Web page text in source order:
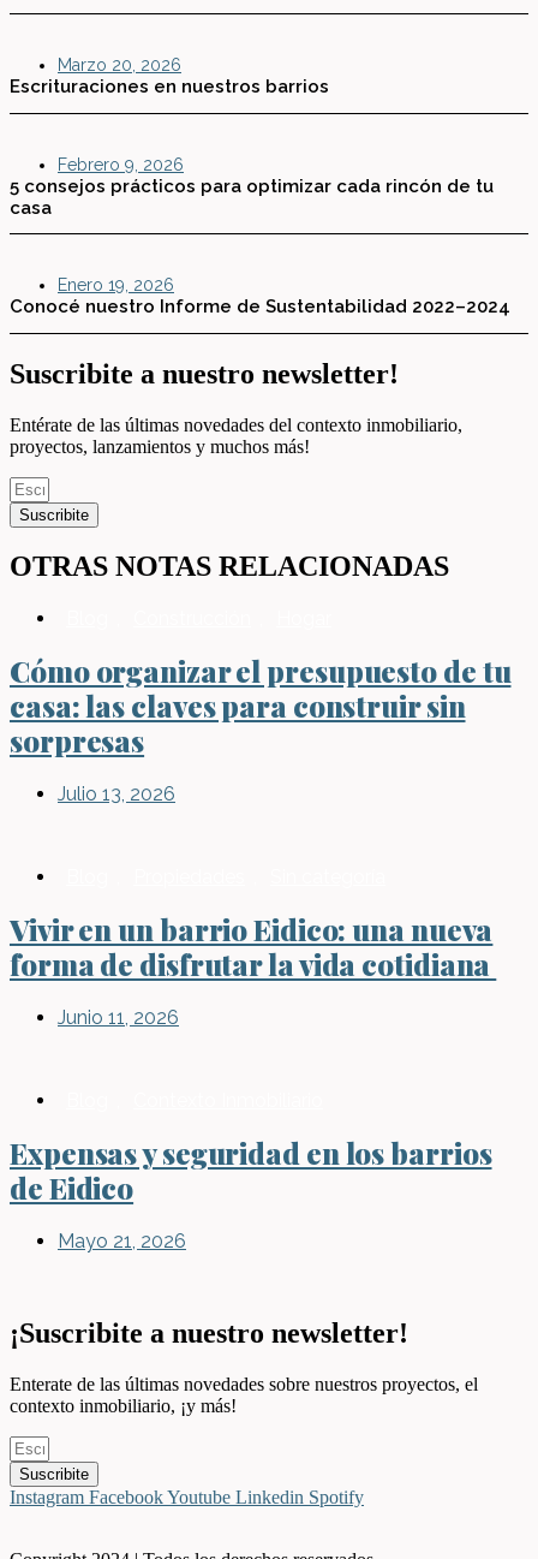
Marzo 20, 2026
Escrituraciones en nuestros barrios
Febrero 9, 2026
5 consejos prácticos para optimizar cada rincón de tu
casa
Enero 19, 2026
Conocé nuestro Informe de Sustentabilidad 2022–2024
Suscribite a nuestro newsletter!
Entérate de las últimas novedades del contexto inmobiliario,
proyectos, lanzamientos y muchos más!
Suscribite
OTRAS NOTAS RELACIONADAS
Cómo organizar el presupuesto de tu
casa: las claves para construir sin
sorpresas
Julio 13, 2026
Vivir en un barrio Eidico: una nueva
forma de disfrutar la vida cotidiana
Junio 11, 2026
Expensas y seguridad en los barrios
de Eidico
Mayo 21, 2026
¡Suscribite a nuestro newsletter!
Enterate de las últimas novedades sobre nuestros proyectos, el
contexto inmobiliario, ¡y más!
Suscribite
Instagram FacebookYoutube Linkedin Spotify